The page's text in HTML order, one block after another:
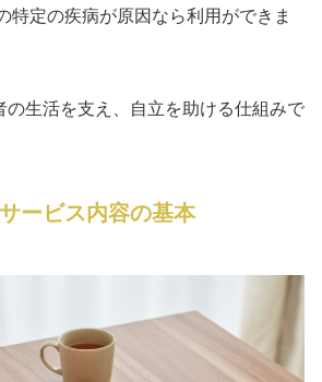
特定の疾病が原因なら利用ができま
の生活を支え、自立を助ける仕組みで
ービス内容の基本